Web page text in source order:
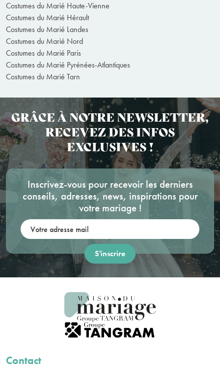
Costumes du Marié Haute-Vienne
Costumes du Marié Hérault
Costumes du Marié Landes
Costumes du Marié Nord
Costumes du Marié Paris
Costumes du Marié Pyrénées-Atlantiques
Costumes du Marié Tarn
GRÂCE À NOTRE NEWSLETTER,
RECEVEZ DES INFOS
EXCLUSIVES !
Inscrivez-vous pour recevoir les derniers
conseils, adresses, news, inspirations pour
votre mariage !
Contact